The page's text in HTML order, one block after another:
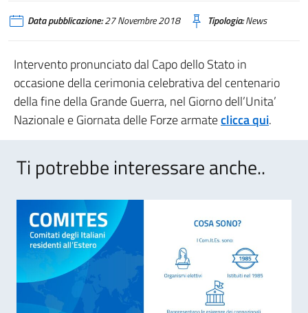
Data pubblicazione:27 Novembre 2018 Tipologia:News
Intervento pronunciato dal Capo dello Stato in
occasione della cerimonia celebrativa del centenario
della fine della Grande Guerra, nel Giorno dell’Unita’
Nazionale e Giornata delle Forze armateclicca qui.
Ti potrebbe interessare anche..